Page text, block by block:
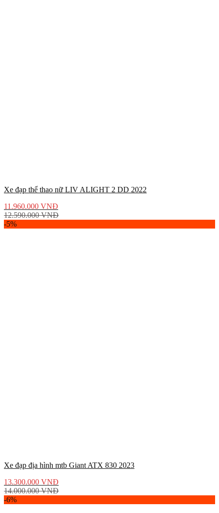
Xe đạp thể thao nữ LIV ALIGHT 2 DD 2022
11.960.000 VNĐ
12.590.000VNĐ
-5%
Xe đạp địa hình mtb Giant ATX 830 2023
13.300.000 VNĐ
14.000.000VNĐ
-6%